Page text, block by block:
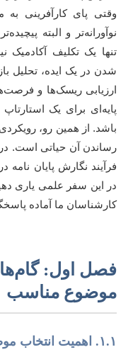
پای کارآفرینی به میان
و البته پیچیده‌تری
یک تکلیف آکادمیک
در یک ایده، تحلیل
ریسک‌ها و فرصت‌ها در
برای یک استارتاپ
از همین رو، رویکردی
آن حیاتی است. در این
نگارش پایان نامه در
این سفر علمی یاری دهیم.
ما آماده
اول: گام‌های
مناسب